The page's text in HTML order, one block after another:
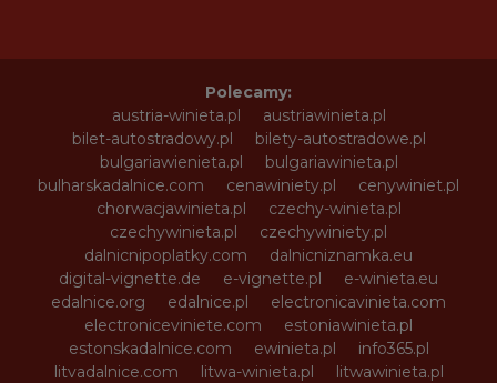
Polecamy:
austria-winieta.pl
austriawinieta.pl
bilet-autostradowy.pl
bilety-autostradowe.pl
bulgariawienieta.pl
bulgariawinieta.pl
bulharskadalnice.com
cenawiniety.pl
cenywiniet.pl
chorwacjawinieta.pl
czechy-winieta.pl
czechywinieta.pl
czechywiniety.pl
dalnicnipoplatky.com
dalnicniznamka.eu
digital-vignette.de
e-vignette.pl
e-winieta.eu
edalnice.org
edalnice.pl
electronicavinieta.com
electroniceviniete.com
estoniawinieta.pl
estonskadalnice.com
ewinieta.pl
info365.pl
litvadalnice.com
litwa-winieta.pl
litwawinieta.pl